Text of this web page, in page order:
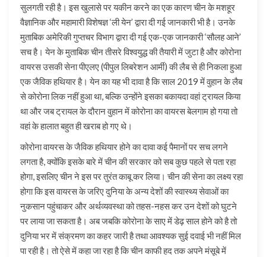
सुलगती रही है। इस खुलासे पर यकीन करने का एक कारण चीन के मशहूर
वैज्ञानिक और महामारी विशेषज्ञ ‘ली येन’ द्वारा दी गई जानकारी भी है। उनके
मुताबिक अमेरिकी गुप्तचर विभाग द्वारा दी गई एक-एक जानकारी ‘सौलह आने’
सच है। येन के मुताबिक चीन तीसरे विश्वयुद्ध की तैयारी में जुटा है और कोरोना
वायरस उसकी सेना पीएलए (पीपुल लिबरेशन आर्मी) की लैब से ही निकला हुआ
एक जैविक हथियार है। येन का यह भी दावा है कि साल 2019 में वुहान के लैब
से कोरोना लिक नहीं हुआ था, बल्कि उन्होंने इसका बकायदा वहां ट्रायल किया
था और जब ट्रायल के दौरान वुहान में कोरोना का वायरस बेलगाम हो गया तो
वहां के हालात बहुत ही खराब हो गए थे।
कोरोना वायरस के जैविक हथियार होने का दावा कई पैमानों पर सच लगने
लगता है, क्योंकि इसके बारे में चीन की सरकार को सब कुछ पहले से पता रहा
होगा, इसलिए चीन ने इस पर तुरंत काबू कर लिया। चीन की सेना का लक्ष्य रहा
होगा कि इस वायरस के जरिए दुनिया के अन्य देशों की स्वास्थ्य सेवाओं का
नुकसान पहुंचाकर और अर्थव्यवस्था को तहस-नहस कर उन देशों को घुटने
पर लाया जा सकता है। अब जबकि कोरोना के साए में डेढ़ साल होने को है तो
दुनिया भर में संक्रमण का कहर जारी है तथा आवश्यक सुई दवाई भी नहीं मिल
पा रही है। तो ऐसे में कहा जा रहा है कि चीन काफी हद तक अपने मंसूबे में